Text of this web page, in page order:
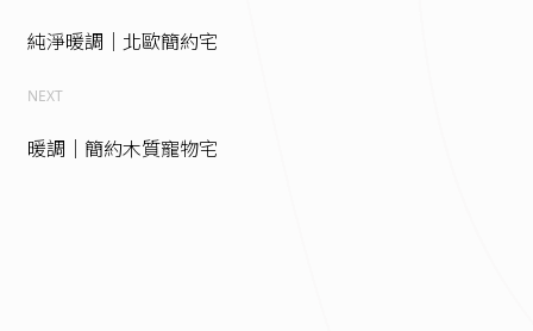
純淨暖調｜北歐簡約宅
NEXT
暖調｜簡約木質寵物宅